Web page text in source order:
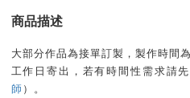
商品描述
大部分作品為接單訂製，製作時間
工作日寄出，若有時間性需求請
師 ）。